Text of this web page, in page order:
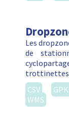
Les
de
trottinettes
CSV
WMS